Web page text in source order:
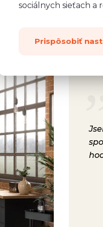
personál,
bez prodlení.
mi poslala i
u nás strávili
ze strany
předání
sociálnych sieťach a
Prispôsobiť